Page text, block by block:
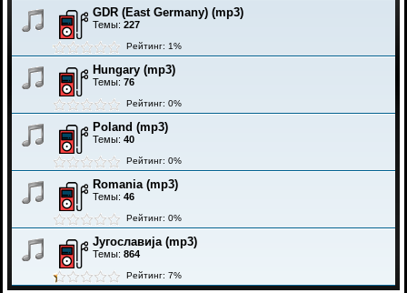
GDR (East Germany) (mp3)
Темы: 227
Рейтинг: 1%
Hungary (mp3)
Темы: 76
Рейтинг: 0%
Poland (mp3)
Темы: 40
Рейтинг: 0%
Romania (mp3)
Темы: 46
Рейтинг: 0%
Југославија (mp3)
Темы: 864
Рейтинг: 7%